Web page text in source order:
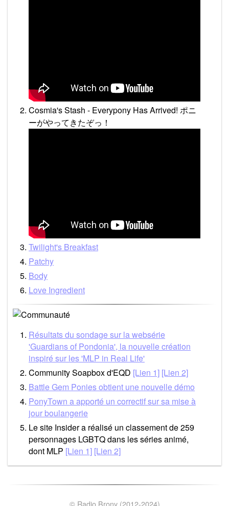
Cosmia's Stash - Everypony Has Arrived! ポニ
ーがやってきたぞっ！
Twilight's Breakfast
Patchy
Body
Love Ingredient
Résultats du sondage sur la websérie
'Guardians of Pondonia', la nouvelle création
inspiré sur les 'MLP in Real Life'
Community Soapbox d'EQD [Lien 1] [Lien 2]
Battle Gem Ponies obtient une nouvelle démo
PonyTown a apporté un correctif sur sa mise à
jour boulangerie
Le site Insider a réalisé un classement de 259
personnages LGBTQ dans les séries animé,
dont MLP [Lien 1] [Lien 2]